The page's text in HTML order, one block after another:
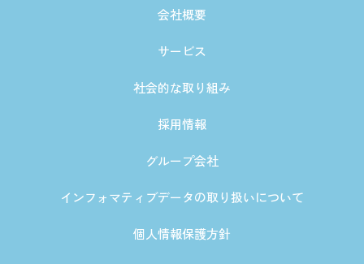
会社概要
サービス
社会的な取り組み
採用情報
グループ会社
インフォマティブデータの取り扱いについて
個人情報保護方針